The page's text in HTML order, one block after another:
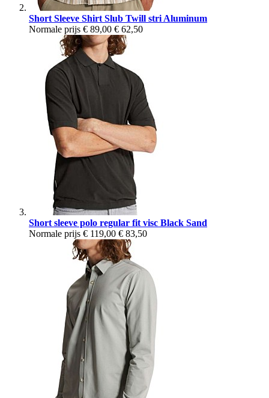
Short Sleeve Shirt Slub Twill stri Aluminum
Normale prijs € 89,00 € 62,50
Short sleeve polo regular fit visc Black Sand
Normale prijs € 119,00 € 83,50